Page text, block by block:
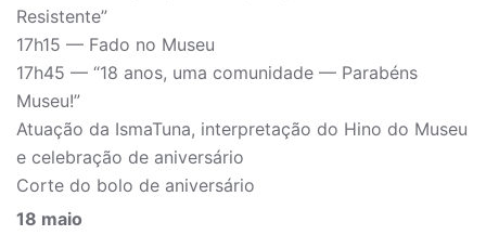
Resistente”
17h15 — Fado no Museu
17h45 — “18 anos, uma comunidade — Parabéns
Museu!”
Atuação da IsmaTuna, interpretação do Hino do Museu
e celebração de aniversário
Corte do bolo de aniversário
18 maio